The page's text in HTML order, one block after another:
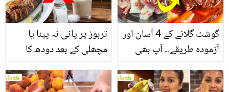
تربوز پر پانی نہ پینا یا
مچھلی کے بعد دودھ کا
استعمال۔۔ جانیں کھانوں
سے متعلق غلط فہمیوں کی
گوشت گلانے کے 4 آسان اور
آزمودہ طریقے۔۔ آپ بھی
جانیں انٹرنیشنل شیف کے
بتائے راز